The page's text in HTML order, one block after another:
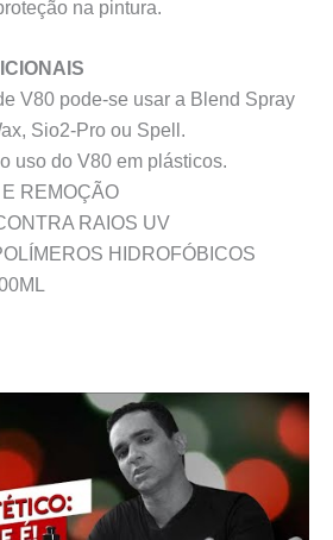
na pintura.
V80 pode-se usar a Blend Spray
Sio2-Pro ou Spell.
uso do V80 em plásticos.
REMOÇÃO
RAIOS UV
HIDROFÓBICOS